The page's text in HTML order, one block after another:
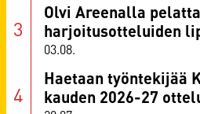
03.08.
Olvi Areenalla
harjoitusotteluiden
Haetaan työntekijää
kauden 2026-27